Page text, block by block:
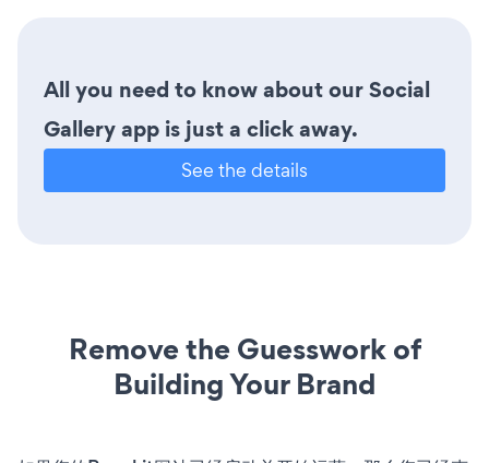
All you need to know about our Social
Gallery app is just a click away.
See the details
Remove the Guesswork of
Building Your Brand